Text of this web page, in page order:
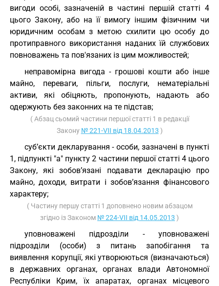
вигоди особі, зазначеній в частині першій статті 4
цього Закону, або на її вимогу іншим фізичним чи
юридичним особам з метою схилити цю особу до
протиправного використання наданих їй службових
повноважень та пов'язаних із цим можливостей;
неправомірна вигода - грошові кошти або інше
майно, переваги, пільги, послуги, нематеріальні
активи, які обіцяють, пропонують, надають або
одержують без законних на те підстав;
( Абзац сьомий частини першої статті 1 в редакції
Закону № 221-VII від 18.04.2013 )
суб’єкти декларування - особи, зазначені в пункті
1, підпункті "а" пункту 2 частини першої статті 4 цього
Закону, які зобов’язані подавати декларацію про
майно, доходи, витрати і зобов’язання фінансового
характеру;
( Частину першу статті 1 доповнено новим абзацом
згідно із Законом № 224-VII від 14.05.2013 )
уповноважені підрозділи - уповноважені
підрозділи (особи) з питань запобігання та
виявлення корупції, які утворюються (визначаються)
в державних органах, органах влади Автономної
Республіки Крим, їх апаратах, органах місцевого